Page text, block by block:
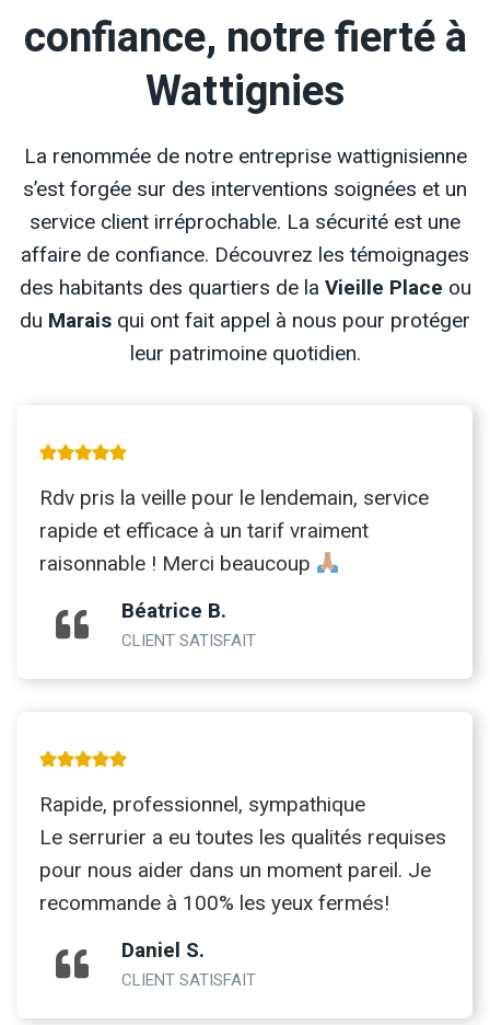
confiance, notre fierté à
Wattignies
La renommée de notre entreprise wattignisienne
s’est forgée sur des interventions soignées et un
service client irréprochable. La sécurité est une
affaire de confiance. Découvrez les témoignages
des habitants des quartiers de la Vieille Place ou
du Marais qui ont fait appel à nous pour protéger
leur patrimoine quotidien.
Rdv pris la veille pour le lendemain, service
rapide et efficace à un tarif vraiment
raisonnable ! Merci beaucoup
Béatrice B.
CLIENT SATISFAIT
Rapide, professionnel, sympathique
Le serrurier a eu toutes les qualités requises
pour nous aider dans un moment pareil. Je
recommande à 100% les yeux fermés!
Daniel S.
CLIENT SATISFAIT